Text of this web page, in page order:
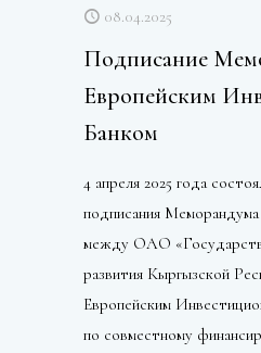
08.04.2025
Подписание
Европейским
Банком
4 апреля 2025 года
подписания
между ОАО
развития Кыргызской
Европейским
по совместному